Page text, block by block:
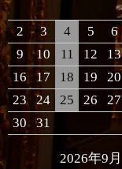
2
3 4 5 6
9
10 11 12 13
16
17 18 19 20
23
24 25 26 27
30
31
2026年9月